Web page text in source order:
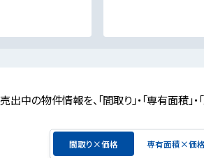
出中の物件情報を、「間取り」・「専有面積」
間取り×価格 専有面積×価格